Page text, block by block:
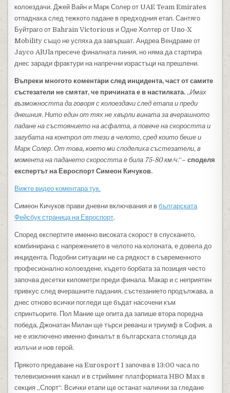
колоездачи. Джей Вайн и Марк Солер от UAE Team Emirates
отпаднаха след тежкото падане в предходния етап. Сантяго
Буйтраго от Bahrain Victorious и Одне Холтер от Uno-X
Mobility също не успяха да завършат. Андреа Вендраме от
Jayco AlUla пресече финалната линия, но няма да стартира
днес заради фрактури на напречни израстъци на прешлени.
Въпреки многото коментари след инцидента, част от самите
състезатели не смятат, че причината е в настилката. „Имах
възможността да говоря с колоездачи след етапа и преди
днешния. Нито един от тях не хвърли вината за вчерашното
падане на състоянието на асфалта, а повече на скоростта и
загубата на контрол от тези в челото, сред които беше и
Марк Солер. От това, което ми споделиха състезатели, в
момента на падането скоростта е била 75-80 км/ч.“– споделя
експертът на Евроспорт Симеон Кичуков.
Вижте видео коментара тук.
Симеон Кичуков прави дневни включвания и вбългарската
Фейсбук страница на Евроспорт.
Според експертите именно високата скорост в спускането,
комбинирана с напрежението в челото на колоната, е довела до
инцидента. Подобни ситуации не са рядкост в съвременното
професионално колоездене, където борбата за позиция често
започва десетки километри преди финала. Макар и с неприятен
привкус след вчерашните падания, състезанието продължава, а
днес отново всички погледи ще бъдат насочени към
спринтьорите. Пол Мание ще опита да запише втора поредна
победа, Джонатан Милан ще търси реванш и триумф в София, а
не е изключено именно финалът в българската столица да
излъчи и нов герой.
Прякото предаване на Eurosport 1 започва в 13:00 часа по
телевизионния канал и в стрийминг платформата HBO Max в
секция „Спорт“. Всички етапи ще останат налични за гледане